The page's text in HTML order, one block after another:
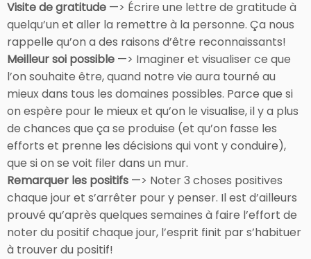
Visite de gratitude —> Écrire une lettre de gratitude à
quelqu’un et aller la remettre à la personne. Ça nous
rappelle qu’on a des raisons d’être reconnaissants!
Meilleur soi possible —> Imaginer et visualiser ce que
l’on souhaite être, quand notre vie aura tourné au
mieux dans tous les domaines possibles. Parce que si
on espère pour le mieux et qu’on le visualise, il y a plus
de chances que ça se produise (et qu’on fasse les
efforts et prenne les décisions qui vont y conduire),
que si on se voit filer dans un mur.
Remarquer les positifs —> Noter 3 choses positives
chaque jour et s’arrêter pour y penser. Il est d’ailleurs
prouvé qu’après quelques semaines à faire l’effort de
noter du positif chaque jour, l’esprit finit par s’habituer
à trouver du positif!